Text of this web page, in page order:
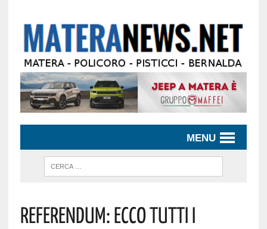
MENU
REFERENDUM: ECCO TUTTI I